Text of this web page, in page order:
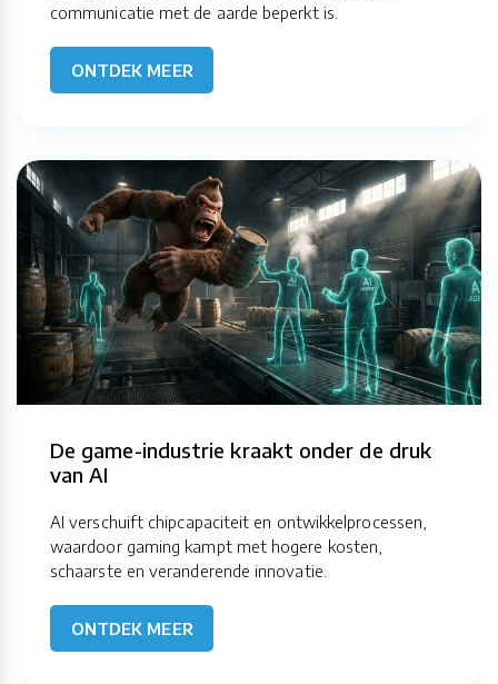
communicatie met de aarde beperkt is.
ONTDEK MEER
De game-industrie kraakt onder de druk
van AI
AI verschuift chipcapaciteit en ontwikkelprocessen,
waardoor gaming kampt met hogere kosten,
schaarste en veranderende innovatie.
ONTDEK MEER